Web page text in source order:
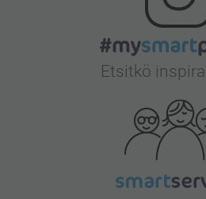
Etsitkö